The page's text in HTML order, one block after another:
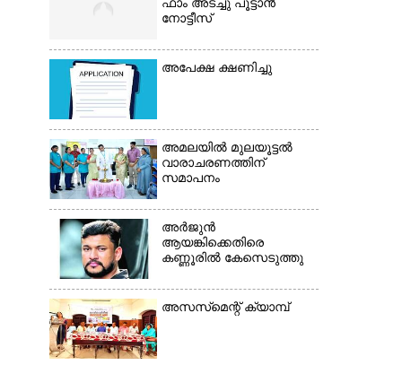
ഫാം അടച്ചു പൂട്ടാൻ
നോട്ടീസ്
അപേക്ഷ ക്ഷണിച്ചു
അമലയിൽ മുലയൂട്ടൽ
വാരാചരണത്തിന്
സമാപനം
അർജുൻ
ആയങ്കിക്കെതിരെ
കണ്ണൂരിൽ കേസെടുത്തു
അസസ്‌മെന്റ് ക്യാമ്പ്